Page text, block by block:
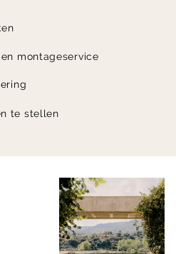
montageservice
te stellen